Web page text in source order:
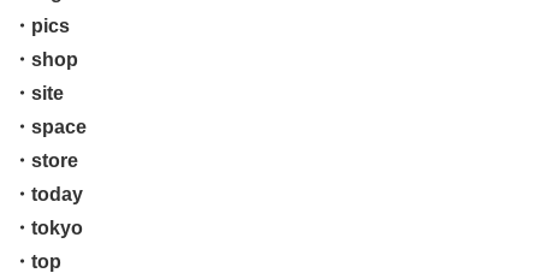
・pics
・shop
・site
・space
・store
・today
・tokyo
・top